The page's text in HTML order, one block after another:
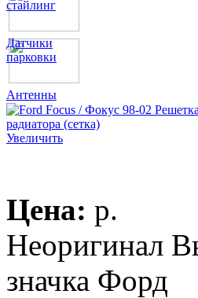
стайлинг
Датчики
парковки
Антенны
Увеличить
Цена: p.
Неоригинал
значка Форд